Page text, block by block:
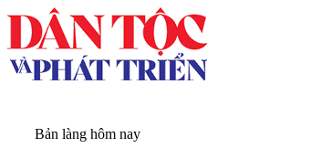
Bản làng hôm nay